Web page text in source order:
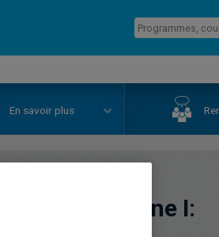
En savoir plus
étatsunienne I: